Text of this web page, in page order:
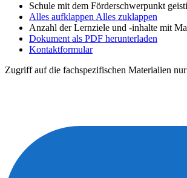
Schule mit dem Förderschwerpunkt
Alles aufklappen Alles zuklappen
Anzahl der Lernziele und -inhalte mit
Dokument als PDF herunterladen
Kontaktformular
Zugriff auf die fachspezifischen Materialien